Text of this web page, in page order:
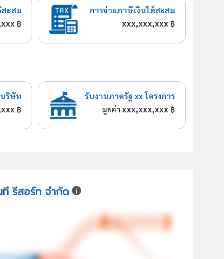
ะสม
฿
การจ่ายภาษีเงินได้สะสม
xxx,xxx,xxx ฿
ริษัท
฿
รับงานภาครัฐ xx โครงการ
มูลค่าxxx,xxx,xxx ฿
รีสอร์ท จำกัด